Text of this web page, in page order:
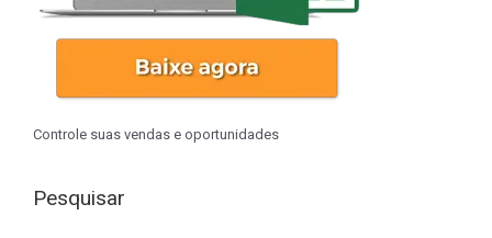
Controle suas vendas e oportunidades
Pesquisar